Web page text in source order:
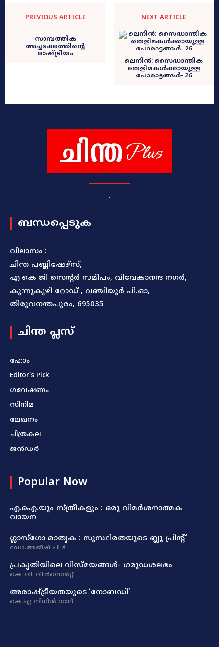
PREVIOUS ARTICLE
സാമ്പത്തിക
അച്ചടക്കത്തിന്റെ
രാഷ്ട്രീയം
NEXT ARTICLE
ലെനിൻ: സൈദ്ധാന്തിക
തെളിമകൾക്കായുള്ള
പോരാട്ടങ്ങൾ‐ 26
.
ബന്ധപ്പെടുക
വിലാസം :
ചിന്ത പബ്ലിഷേഴ്സ്,
എ കെ ജി സെന്റർ സമീപം, വിവേകാനന്ദ നഗർ,
കുന്നുകുഴി റോഡ് , വഞ്ചിയൂർ പി.ഓ,
തിരുവനന്തപുരം, 695035
ചിന്ത പ്ലസ്
ഹോം
Editor’s Pick
ഗവേഷണം
സിനിമ
ലേഖനം
ചിത്രകല
ജൻഡർ
Popular Now
എ.ഐ.യും സ്ത്രീകളും : ഒരു വിമർശനാത്മക
വായന
ഗ്ലാസ്ഗോ മാതൃക : സുസ്ഥിരതയുടെ ബ്ലൂ പ്രിന്റ്
ഡോ.അജീഷ് പി ടി
പ്രകൃതിയിലെ വിസ്മയങ്ങൾ- ഗരുഡശലഭം
കെ. വി. വിൻസെൻറ്റ്
അരാഷ്‌ട്രീയതയുടെ ‘നോബഡി’
കെ എ നിധിൻ നാഥ്‌